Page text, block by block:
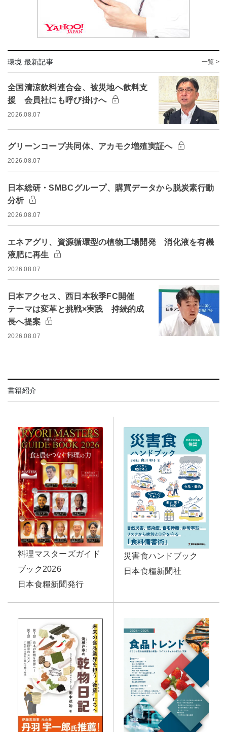
環境 最新記事 一覧 >
全国清涼飲料連合会、被災地へ飲料支
援 会員社にも呼び掛けへ
2026.08.07
グリーンコープ共同体、アカモク増殖実証へ
2026.08.07
日本総研・SMBCグループ、購買データから脱炭素行動
分析
2026.08.07
エネアグリ、資源循環型の植物工場開発 消化液を有機
液肥に再生
2026.08.07
日本アクセス、西日本秋季FC開催
テーマは変革と挑戦×実践 持続的成
長へ提案
2026.08.07
書籍紹介
料理マスターズガイド
ブック2026
日本食糧新聞発行
災害食ハンドブック
日本食糧新聞社